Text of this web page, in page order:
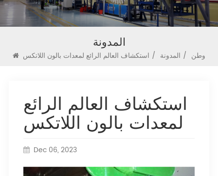
المدونة
وطن / المدونة / استكشاف العالم الرائع لمعدات بالون اللاتكس
استكشاف العالم الرائع
لمعدات بالون اللاتكس
Dec 06, 2023